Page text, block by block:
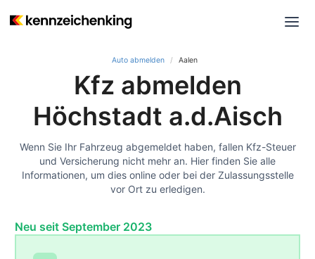
Auto abmelden Aalen
Kfz abmelden
Höchstadt a.d.Aisch
Wenn Sie Ihr Fahrzeug abgemeldet haben, fallen Kfz-Steuer
und Versicherung nicht mehr an. Hier finden Sie alle
Informationen, um dies online oder bei der Zulassungsstelle
vor Ort zu erledigen.
Neu seit September 2023